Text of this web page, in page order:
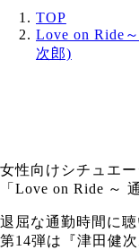
日
TOP
Love on Ride
次郎)
女性向けシチュエ
「Love on Ride ～
退屈な通勤時間に
第14弾は『津田健